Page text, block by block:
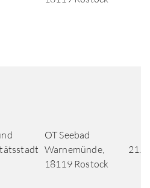
OT Seebad
Warnemünde,
18119 Rostock